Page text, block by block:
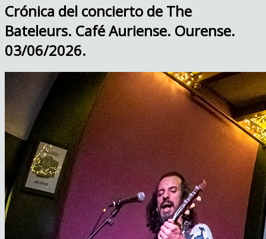
Crónica del concierto de The
Bateleurs. Café Auriense. Ourense.
03/06/2026.